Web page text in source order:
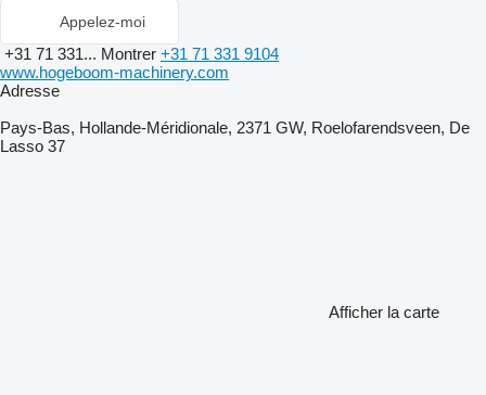
Appelez-moi
+31 71 331... Montrer +31 71 331 9104
www.hogeboom-machinery.com
Adresse
Pays-Bas, Hollande-Méridionale, 2371 GW, Roelofarendsveen, De
Lasso 37
Afficher la carte